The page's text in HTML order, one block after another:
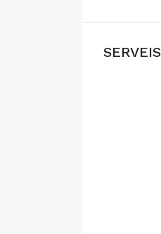
SERVEIS